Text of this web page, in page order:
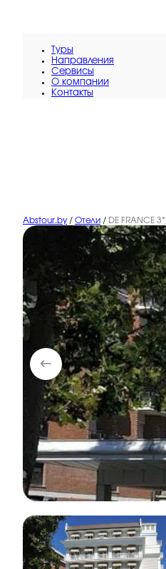
Туры
Направления
Сервисы
O компании
Контакты
Abstour.by / Отели / DE FRANCE 3*